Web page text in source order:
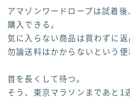
アマゾンワードロープは試着
購入できる。
気に入らない商品は買わずに返
勿論送料はかからないという便
首を長くして待つ。
そう、東京マラソンまであと1